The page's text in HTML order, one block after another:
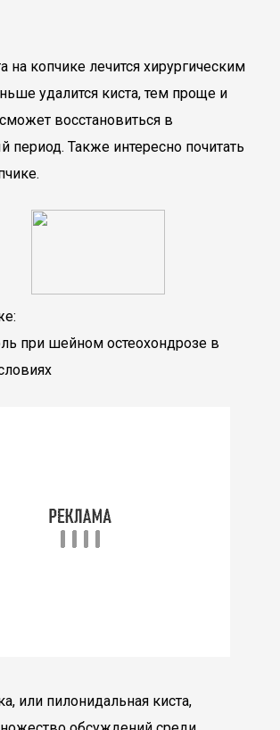
на копчике лечится хирургическим
удалится киста, тем проще и
восстановиться в
период. Также интересно почитать
при шейном остеохондрозе в
или пилонидальная киста,